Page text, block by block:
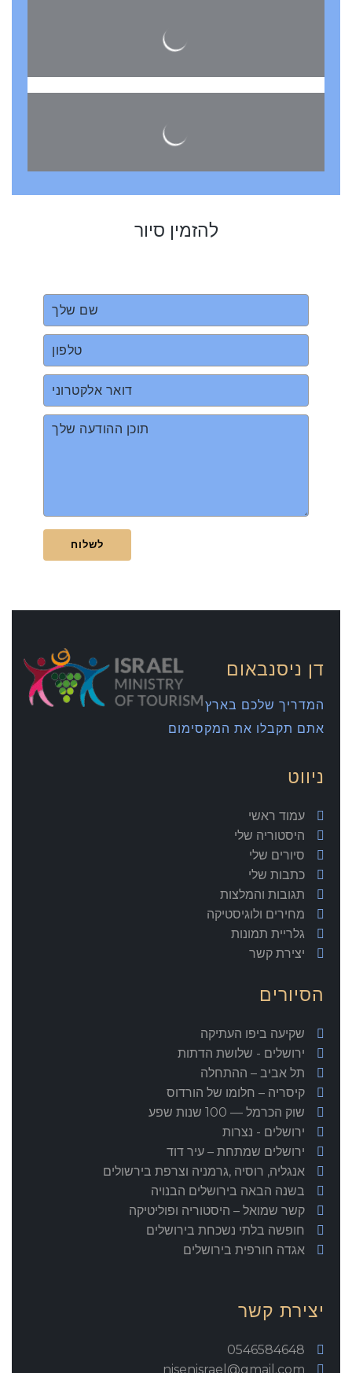
דן ניסנבאום
המדריך שלכם בארץ
אתם תקבלו את המקסימום
ניווט
עמוד ראשי
היסטוריה שלי
סיורים שלי
כתבות שלי
תגובות והמלצות
מחירים ולוגיסטיקה
גלריית תמונות
יצירת קשר
הסיורים
שקיעה ביפו העתיקה
ירושלים - שלושת הדתות
תל אביב – ההתחלה
קיסריה – חלומו של הורדוס
שוק הכרמל — 100 שנות שפע
ירושלים - נצרות
ירושלים שמתחת – עיר דוד
אנגליה, רוסיה ,גרמניה וצרפת בירשולים
בשנה הבאה בירושלים הבנויה
קשר שמואל – היסטוריה ופוליטיקה
חופשה בלתי נשכחת בירושלים
אגדה חורפית בירושלים
יצירת קשר
0546584648
nisenisrael@gmail.com